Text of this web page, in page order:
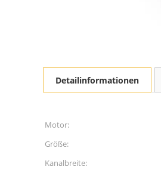
Detailinformationen
Motor:
Größe:
Kanalbreite: